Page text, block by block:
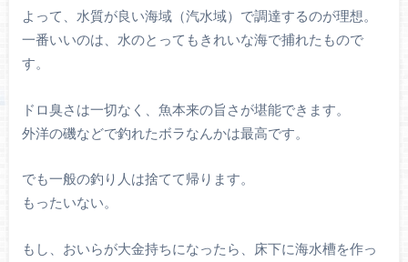
よって、水質が良い海域（汽水域）で調達するのが理想。
一番いいのは、水のとってもきれいな海で捕れたもので
す。
ドロ臭さは一切なく、魚本来の旨さが堪能できます。
外洋の磯などで釣れたボラなんかは最高です。
でも一般の釣り人は捨てて帰ります。
もったいない。
もし、おいらが大金持ちになったら、床下に海水槽を作っ